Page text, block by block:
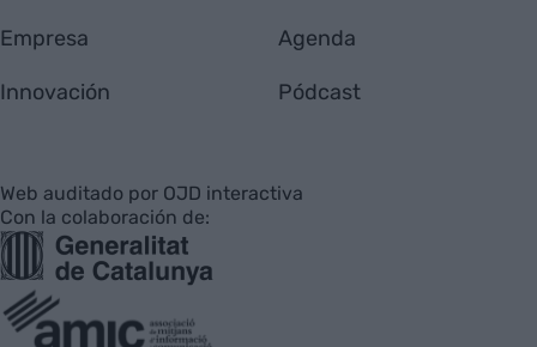
Empresa
Innovación
Agenda
Pódcast
Web auditado por OJD interactiva
Con la colaboración de: